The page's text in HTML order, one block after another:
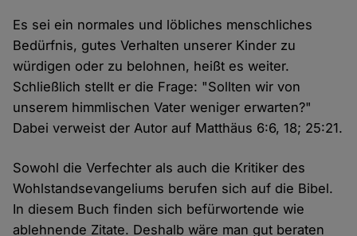
Es sei ein normales und löbliches menschliches
Bedürfnis, gutes Verhalten unserer Kinder zu
würdigen oder zu belohnen, heißt es weiter.
Schließlich stellt er die Frage: "Sollten wir von
unserem himmlischen Vater weniger erwarten?"
Dabei verweist der Autor auf Matthäus 6:6, 18; 25:21.
Sowohl die Verfechter als auch die Kritiker des
Wohlstandsevangeliums berufen sich auf die Bibel.
In diesem Buch finden sich befürwortende wie
ablehnende Zitate. Deshalb wäre man gut beraten